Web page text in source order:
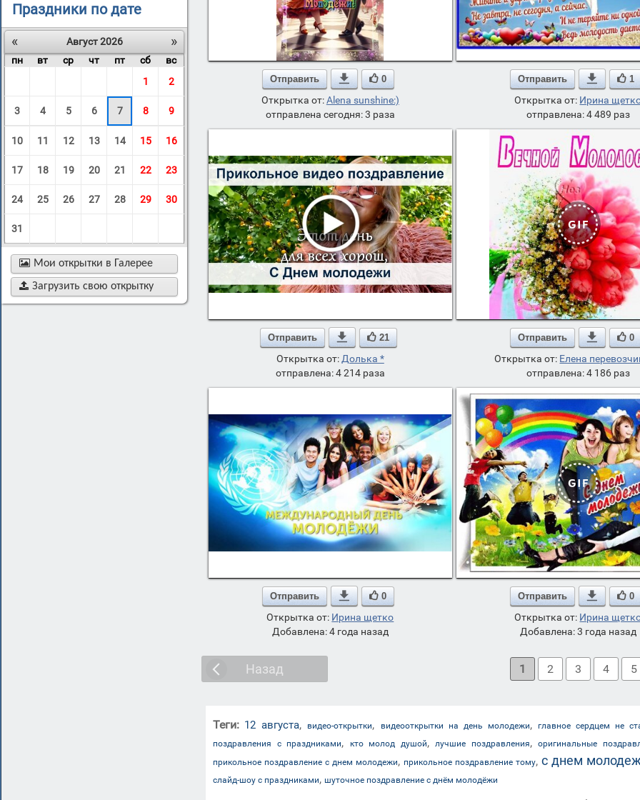
Праздники по дате
«
»
Август 2026
пн
вт ср чт пт сб
вс
1
2
3 4 5 6 7 8 9
10 11 12 13 14 15 16
17 18 19 20 21 22 23
24 25 26 27 28 29 30
31
 Мои открытки в Галерее
 Загрузить свою открытку
Отправить  0
Открытка от:Alena sunshine:)
отправлена сегодня: 3 раза
Отправить  1
Открытка от: Ирина
отправлена: 4 489 раз
Отправить  21
Открытка от: Долька *
отправлена: 4 214 раза
Отправить  0
Открытка от: Елена
отправлена: 4 186 раз
Отправить  0
Открытка от: Ирина щетко
Добавлена: 4 года назад
Отправить  0
Открытка от: Ирина
Добавлена: 3 года назад
Назад 1 2 3 4 5
Теги: 12 августа, видео-открытки, видеооткрытки на день молодежи,
главное сердцем не
поздравления с праздниками, кто молод душой,лучшие поздравления,оригинальные
прикольное поздравление с днем молодежи, прикольное поздравление тому, с днем
слайд-шоу с праздниками, шуточное поздравление с днём молодёжи